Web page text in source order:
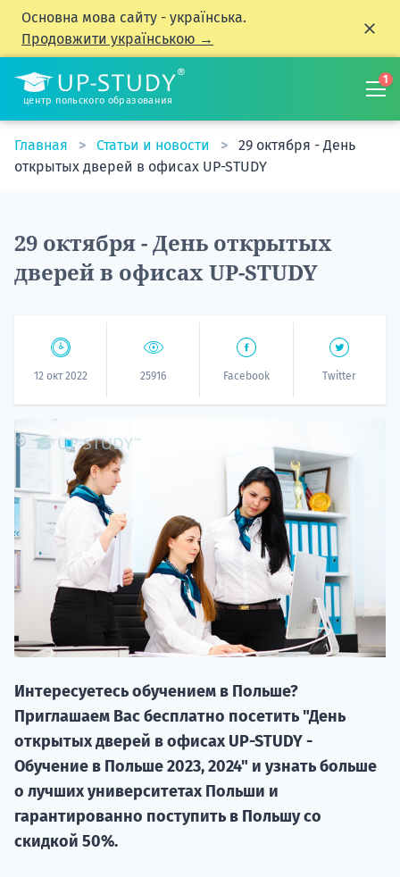
Основна мова сайту - українська.
Продовжити українською →
центр польского образования
1
Главная Статьи и новости
29 октября - День
открытых дверей в офисах UP-STUDY
29 октября - День открытых
дверей в офисах UP-STUDY
12 окт 2022 25916 Facebook Twitter
Интересуетесь обучением в Польше?
Приглашаем Вас бесплатно посетить "День
открытых дверей в офисах UP-STUDY -
Обучение в Польше 2023, 2024" и узнать больше
о лучших университетах Польши и
гарантированно поступить в Польшу со
скидкой 50%.
20.09